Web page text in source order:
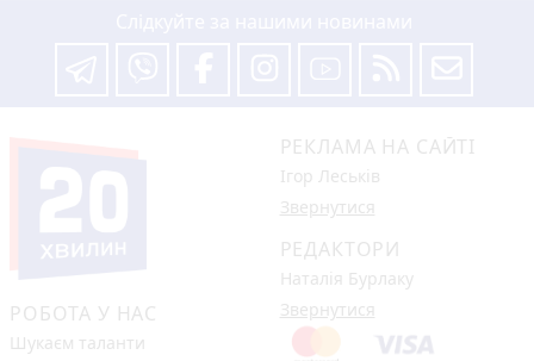
РОБОТА У НАС
Шукаєм таланти
РЕКЛАМА НА САЙТІ
Ігор Леськів
Звернутися
РЕДАКТОРИ
Наталія Бурлаку
Звернутися